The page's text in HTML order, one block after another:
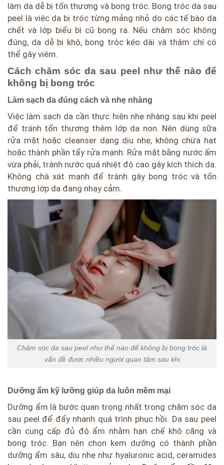
làm da dễ bị tổn thương và bong tróc. Bong tróc da sau
peel là việc da bị tróc từng mảng nhỏ do các tế bào da
chết và lớp biểu bì cũ bong ra. Nếu chăm sóc không
đúng, da dễ bị khô, bong tróc kéo dài và thậm chí có
thể gây viêm.
Cách chăm sóc da sau peel như thế nào để
không bị bong tróc
Làm sạch da đúng cách và nhẹ nhàng
Việc làm sạch da cần thực hiện nhẹ nhàng sau khi peel
để tránh tổn thương thêm lớp da non. Nên dùng sữa
rửa mặt hoặc cleanser dạng dịu nhẹ, không chứa hạt
hoặc thành phần tẩy rửa mạnh. Rửa mặt bằng nước ấm
vừa phải, tránh nước quá nhiệt độ cao gây kích thích da.
Không chà xát mạnh để tránh gây bong tróc và tổn
thương lớp da đang nhạy cảm.
Chăm sóc da sau peel như thế nào để không bị bong tróc là
vấn đề được nhiều người quan tâm sau khi
Dưỡng ẩm kỹ lưỡng giúp da luôn mềm mại
Dưỡng ẩm là bước quan trọng nhất trong chăm sóc da
sau peel để đẩy nhanh quá trình phục hồi. Da sau peel
cần cung cấp đủ độ ẩm nhằm hạn chế khô căng và
bong tróc. Bạn nên chọn kem dưỡng có thành phần
dưỡng ẩm sâu, dịu nhẹ như hyaluronic acid, ceramides